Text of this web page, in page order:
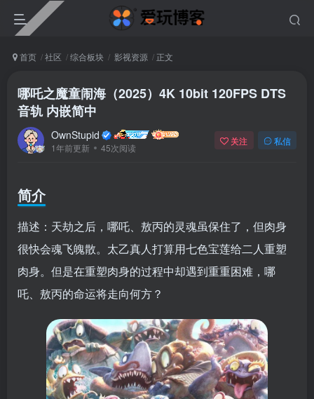
首页 社区 综合板块 影视资源 正文
哪吒之魔童闹海（2025）4K 10bit 120FPS DTS
音轨 内嵌简中
OwnStupid
1年前更新 45次阅读
关注 私信
简介
描述：天劫之后，哪吒、敖丙的灵魂虽保住了，但肉身
很快会魂飞魄散。太乙真人打算用七色宝莲给二人重塑
肉身。但是在重塑肉身的过程中却遇到重重困难，哪
吒、敖丙的命运将走向何方？